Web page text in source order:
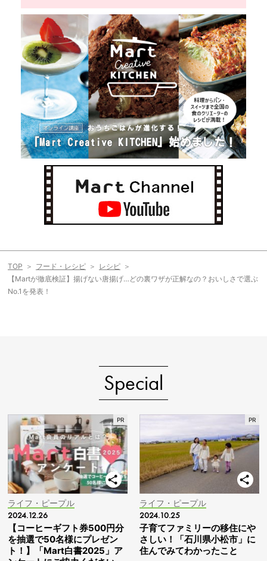
TOP フード・レシピ
レシピ
【Martが徹底検証】揚げない唐揚げ…どの裏ワザが正解なの？おいしさで選ぶ
No.1を発表！
Special
ライフ・ピープル
2024.12.26
【コーヒーギフト券500円分
を抽選で50名様にプレゼン
ト！】「Mart白書2025」ア
ライフ・ピープル
2024.10.25
子育てファミリーの移住にや
さしい！「石川県小松市」に
住んでみてわかったこと